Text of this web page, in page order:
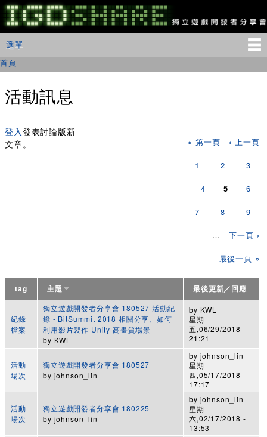
移
至
主
IGDSHARE
獨
遊
開
發
享
會
主選單
選單
您在這裡
首頁
活動訊息
登入 發表討論版新
文章。
« 第一頁 ‹ 上一頁
1 2 3
4 5 6
7 8 9
… 下一頁 ›
最後一頁 »
tag 主題 最後更新／回應
紀錄
檔案
獨立遊戲開發者分享會 180527 活動紀
錄 - BitSummit 2018 相關分享、如何
利用影片製作 Unity 高畫質場景
by KWL
by KWL
星期
五,06/29/2018 -
21:21
活動
場次
獨立遊戲開發者分享會 180527
by johnson_lin
by johnson_lin
星期
四,05/17/2018 -
17:17
活動
場次
獨立遊戲開發者分享會 180225
by johnson_lin
by johnson_lin
星期
六,02/17/2018 -
13:53